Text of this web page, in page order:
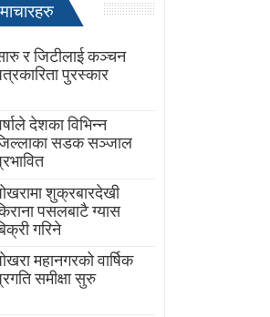
र जिटीलाई कञ्चन
पुरस्कार
देशका विभिन्न
सडक सञ्जाल
शुक्रबारदेखी
पसलबाटै ग्यास
गरिने
महानगरको वार्षिक
समीक्षा सुरु